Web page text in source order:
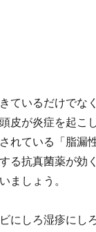
ているだけでな
皮が炎症を起こ
れている「脂漏
る抗真菌薬が効
ましょう。
にしろ湿疹にし